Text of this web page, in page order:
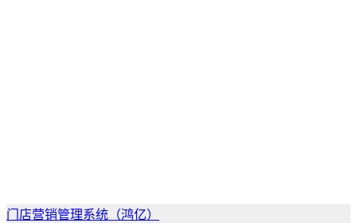
门店营销管理系统（鸿亿）